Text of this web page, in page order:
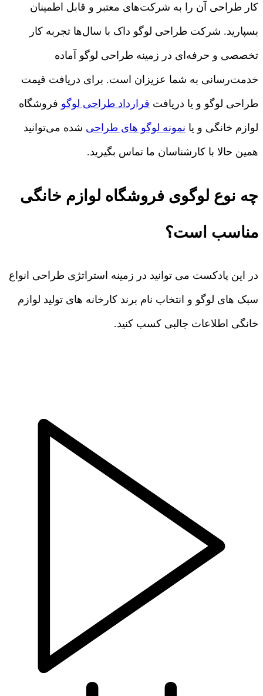
کار طراحی آن را به شرکت‌های معتبر و قابل اطمینان
بسپارید. شرکت طراحی لوگو داک با سال‌ها تجربه کار
تخصصی و حرفه‌ای در زمینه طراحی لوگو آماده
خدمت‌رسانی به شما عزیزان است. برای دریافت قیمت
طراحی لوگو و یا دریافت قرارداد طراحی لوگو فروشگاه
لوازم خانگی و یا نمونه لوگو های طراحی شده می‌توانید
همین حالا با کارشناسان ما تماس بگیرید.
چه نوع لوگوی فروشگاه لوازم خانگی
مناسب است؟
در این پادکست می توانید در زمینه استراتژی طراحی انواع
سبک های لوگو و انتخاب نام برند کارخانه های تولید لوازم
خانگی اطلاعات جالبی کسب کنید.